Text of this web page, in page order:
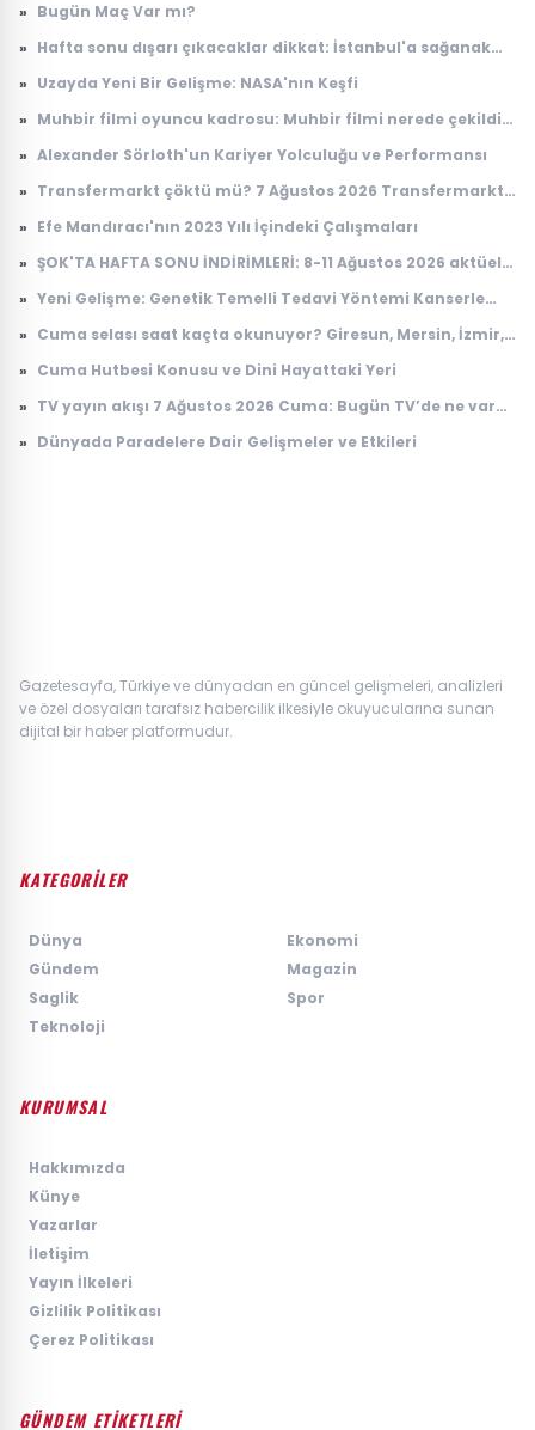
» Bugün Maç Var mı?
» Hafta sonu dışarı çıkacaklar dikkat: İstanbul'a sağanak
» Uzayda Yeni Bir Gelişme: NASA'nın Keşfi
» Muhbir filmi oyuncu kadrosu: Muhbir filmi nerede çekildi,
» Alexander Sörloth'un Kariyer Yolculuğu ve Performansı
» Transfermarkt çöktü mü? 7 Ağustos 2026 Transfermarkt
» Efe Mandıracı'nın 2023 Yılı İçindeki Çalışmaları
» ŞOK'TA HAFTA SONU İNDİRİMLERİ: 8-11 Ağustos 2026 aktüel
» Yeni Gelişme: Genetik Temelli Tedavi Yöntemi Kanserle
» Cuma selası saat kaçta okunuyor? Giresun, Mersin, İzmir,
» Cuma Hutbesi Konusu ve Dini Hayattaki Yeri
» TV yayın akışı 7 Ağustos 2026 Cuma: Bugün TV’de ne var?
akışı
» Dünyada Paradelere Dair Gelişmeler ve Etkileri
Gazetesayfa, Türkiye ve dünyadan en güncel gelişmeleri, analizleri
ve özel dosyaları tarafsız habercilik ilkesiyle okuyucularına sunan
dijital bir haber platformudur.
KATEGORİLER
Dünya
Ekonomi
Gündem
Magazin
Saglik
Spor
Teknoloji
KURUMSAL
Hakkımızda
Künye
Yazarlar
İletişim
Yayın İlkeleri
Gizlilik Politikası
Çerez Politikası
GÜNDEM ETİKETLERİ